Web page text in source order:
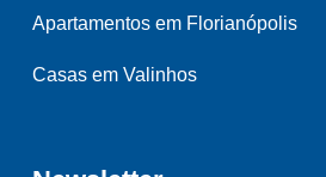
Apartamentos em Florianópolis
Casas em Valinhos